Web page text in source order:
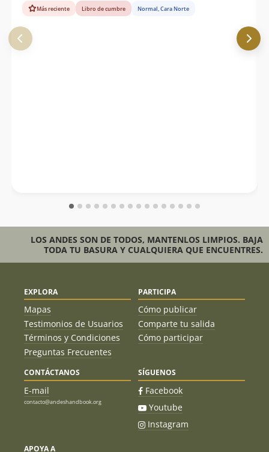
Más reciente Libro de cumbre Normal, Cara Norte
LOS ANDES SON DE TODOS, MANTENLOS LIMPIOS. BAJA
TODA TU BASURA Y CUALQUIERA QUE ENCUENTRES.
EXPLORA
Mapas
Testimonios de Usuarios
Términos y Condiciones
Preguntas Frecuentes
PARTICIPA
Cómo publicar
Comparte tu salida
Cómo participar
CONTÁCTANOS
E-mail
contacto@andeshandbook.org
SÍGUENOS
Facebook
Youtube
Instagram
APOYA A